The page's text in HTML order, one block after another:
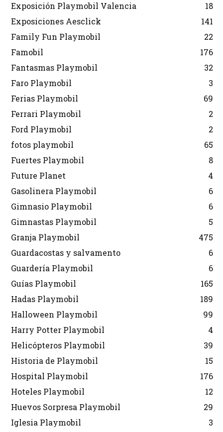
Exposición Playmobil Valencia
18
Exposiciones Aesclick
141
Family Fun Playmobil
22
Famobil
176
Fantasmas Playmobil
32
Faro Playmobil
3
Ferias Playmobil
69
Ferrari Playmobil
2
Ford Playmobil
2
fotos playmobil
65
Fuertes Playmobil
8
Future Planet
4
Gasolinera Playmobil
6
Gimnasio Playmobil
6
Gimnastas Playmobil
5
Granja Playmobil
475
Guardacostas y salvamento
6
Guardería Playmobil
6
Guías Playmobil
165
Hadas Playmobil
189
Halloween Playmobil
99
Harry Potter Playmobil
4
Helicópteros Playmobil
39
Historia de Playmobil
15
Hospital Playmobil
176
Hoteles Playmobil
12
Huevos Sorpresa Playmobil
29
Iglesia Playmobil
3